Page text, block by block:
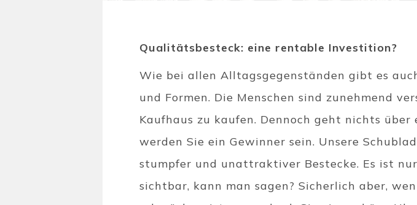
Qualitätsbesteck: eine rentable Investition?
Wie bei allen Alltagsgegenständen gibt es
und Formen. Die Menschen sind zunehmend
Kaufhaus zu kaufen. Dennoch geht nichts
werden Sie ein Gewinner sein. Unsere
stumpfer und unattraktiver Bestecke. Es ist
sichtbar, kann man sagen? Sicherlich aber,